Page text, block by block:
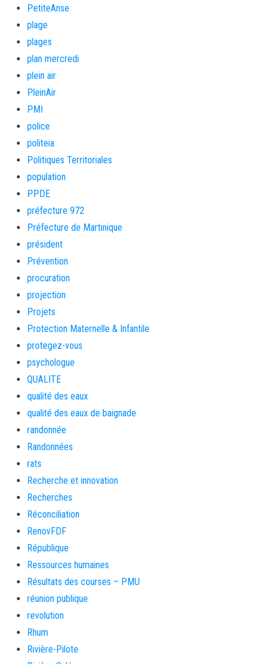
PetiteAnse
plage
plages
plan mercredi
plein air
PleinAir
PMI
police
politeia
Politiques Territoriales
population
PPDE
préfecture 972
Préfecture de Martinique
président
Prévention
procuration
projection
Projets
Protection Maternelle & Infantile
protegez-vous
psychologue
QUALITE
qualité des eaux
qualité des eaux de baignade
randonnée
Randonnées
rats
Recherche et innovation
Recherches
Réconciliation
RenovFDF
République
Ressources humaines
Résultats des courses – PMU
réunion publique
revolution
Rhum
Rivière-Pilote